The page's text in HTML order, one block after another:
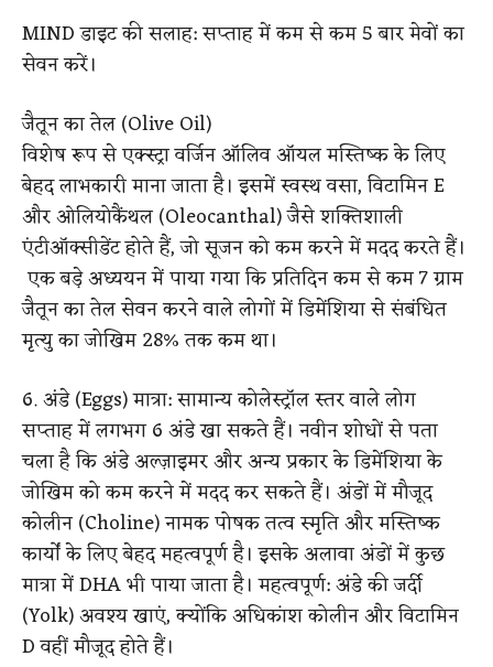
MIND डाइट की सलाह: सप्ताह में कम से कम 5 बार मेवों का
सेवन करें।
जैतून का तेल (Olive Oil)
विशेष रूप से एक्स्ट्रा वर्जिन ऑलिव ऑयल मस्तिष्क के लिए
बेहद लाभकारी माना जाता है। इसमें स्वस्थ वसा, विटामिन E
और ओलियोकैंथल (Oleocanthal) जैसे शक्तिशाली
एंटीऑक्सीडेंट होते हैं, जो सूजन को कम करने में मदद करते हैं।
एक बड़े अध्ययन में पाया गया कि प्रतिदिन कम से कम 7 ग्राम
जैतून का तेल सेवन करने वाले लोगों में डिमेंशिया से संबंधित
मृत्यु का जोखिम 28% तक कम था।
6. अंडे (Eggs)मात्रा: सामान्य कोलेस्ट्रॉल स्तर वाले लोग
सप्ताह में लगभग 6 अंडे खा सकते हैं। नवीन शोधों से पता
चला है कि अंडे अल्ज़ाइमर और अन्य प्रकार के डिमेंशिया के
जोखिम को कम करने में मदद कर सकते हैं। अंडों में मौजूद
कोलीन (Choline) नामक पोषक तत्व स्मृति और मस्तिष्क
कार्यों के लिए बेहद महत्वपूर्ण है। इसके अलावा अंडों में कुछ
मात्रा में DHA भी पाया जाता है। महत्वपूर्ण: अंडे की जर्दी
(Yolk) अवश्य खाएं, क्योंकि अधिकांश कोलीन और विटामिन
D वहीं मौजूद होते हैं।